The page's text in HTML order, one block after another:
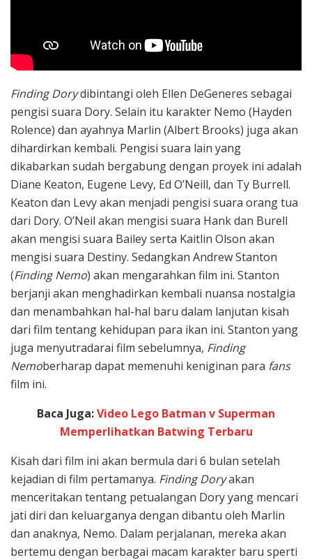
Finding Dorydibintangi oleh Ellen DeGeneres sebagai
pengisi suara Dory. Selain itu karakter Nemo (Hayden
Rolence) dan ayahnya Marlin (Albert Brooks) juga akan
dihardirkan kembali. Pengisi suara lain yang
dikabarkan sudah bergabung dengan proyek ini adalah
Diane Keaton, Eugene Levy, Ed O’Neill, dan Ty Burrell.
Keaton dan Levy akan menjadi pengisi suara orang tua
dari Dory. O’Neil akan mengisi suara Hank dan Burell
akan mengisi suara Bailey serta Kaitlin Olson akan
mengisi suara Destiny. Sedangkan Andrew Stanton
(Finding Nemo) akan mengarahkan film ini. Stanton
berjanji akan menghadirkan kembali nuansa nostalgia
dan menambahkan hal-hal baru dalam lanjutan kisah
dari film tentang kehidupan para ikan ini. Stanton yang
juga menyutradarai film sebelumnya, Finding
Nemoberharap dapat memenuhi keniginan para fans
film ini.
Baca Juga:Video Lego Batman v Superman
Memperlihatkan Batwing Terbaru
Kisah dari film ini akan bermula dari 6 bulan setelah
kejadian di film pertamanya. Finding Doryakan
menceritakan tentang petualangan Dory yang mencari
jati diri dan keluarganya dengan dibantu oleh Marlin
dan anaknya, Nemo. Dalam perjalanan, mereka akan
bertemu dengan berbagai macam karakter baru sperti